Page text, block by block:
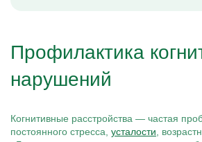
Профилактика
нарушений
Когнитивные расстройства — частая
постоянного стресса, усталости ,